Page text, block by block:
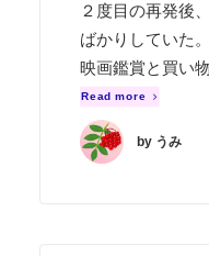
２度目の再発後
ばかりしていた
映画鑑賞と買い
Read more
by うみ